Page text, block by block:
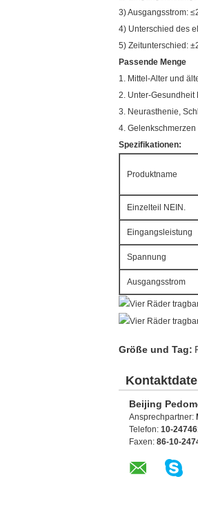
3) Ausgangsstrom:
4) Unterschied des
5) Zeitunterschied:
Passende Menge
1. Mittel-Alter und
2. Unter-Gesundheit
3. Neurasthenie,
4.
Spezifikationen:
Produktname
Einzelteil NEIN.
Eingangsleistung
Spannung
Ausgangsstrom
Größe und Tag:
Beijing
Ansprechpartner:
Telefon: 10-
Faxen: 86-10-